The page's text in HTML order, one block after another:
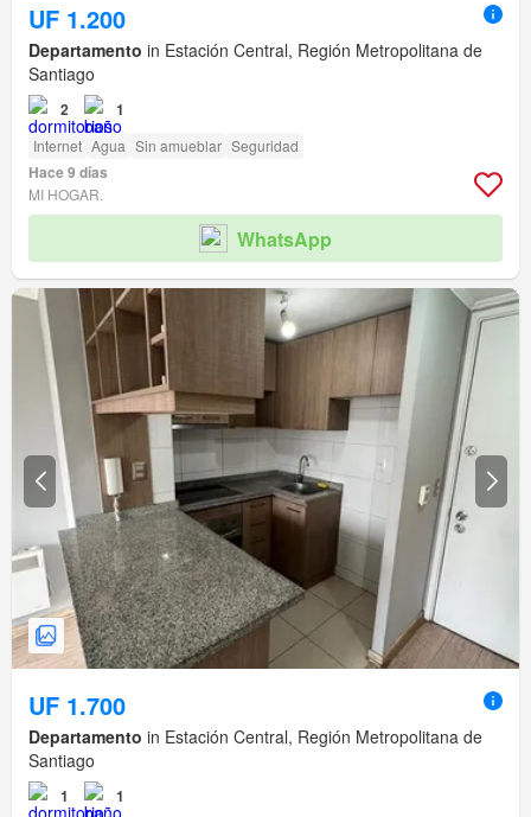
UF 1.200
Departamento in Estación Central, Región Metropolitana de
Santiago
2 1
Internet Agua Sin amueblar Seguridad
Hace 9 días
MI HOGAR.
WhatsApp
UF 1.700
Departamento in Estación Central, Región Metropolitana de
Santiago
1 1